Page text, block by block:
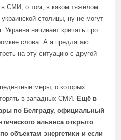
в СМИ, о том, в каком тяжёлом
столицы, ну не могут
Украина начинает кричать про
слова. А я предлагаю
на эту ситуацию с другой
меры, о которых
в западных СМИ. Ещё в
по Белграду, официальный
альянса открыто
объектам энергетики и если